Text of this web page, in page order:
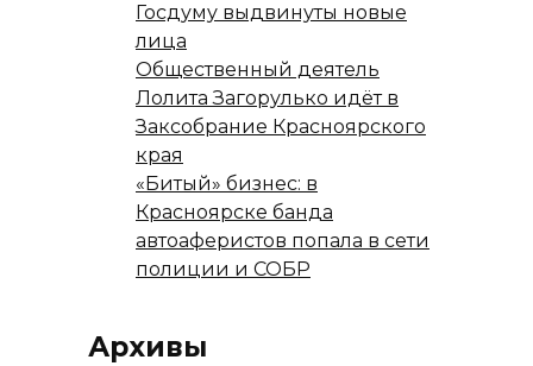
Госдуму выдвинуты новые
лица
Общественный деятель
Лолита Загорулько идёт в
Заксобрание Красноярского
края
«Битый» бизнес: в
Красноярске банда
автоаферистов попала в сети
полиции и СОБР
Архивы